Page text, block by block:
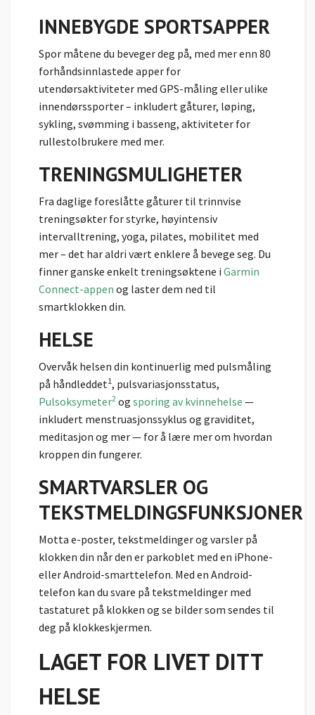
INNEBYGDE SPORTSAPPER
Spor måtene du beveger deg på, med mer enn 80
forhåndsinnlastede apper for
utendørsaktiviteter med GPS-måling eller ulike
innendørssporter – inkludert gåturer, løping,
sykling, svømming i basseng, aktiviteter for
rullestolbrukere med mer.
TRENINGSMULIGHETER
Fra daglige foreslåtte gåturer til trinnvise
treningsøkter for styrke, høyintensiv
intervalltrening, yoga, pilates, mobilitet med
mer – det har aldri vært enklere å bevege seg. Du
finner ganske enkelt treningsøktene i Garmin
Connect-appen og laster dem ned til
smartklokken din.
HELSE
Overvåk helsen din kontinuerlig med pulsmåling
på håndleddet1, pulsvariasjonsstatus,
Pulsoksymeter2 og sporing av kvinnehelse —
inkludert menstruasjonssyklus og graviditet,
meditasjon og mer — for å lære mer om hvordan
kroppen din fungerer.
SMARTVARSLER OG
TEKSTMELDINGSFUNKSJONER
Motta e-poster, tekstmeldinger og varsler på
klokken din når den er parkoblet med en iPhone-
eller Android-smarttelefon. Med en Android-
telefon kan du svare på tekstmeldinger med
tastaturet på klokken og se bilder som sendes til
deg på klokkeskjermen.
LAGET FOR LIVET DITT
HELSE